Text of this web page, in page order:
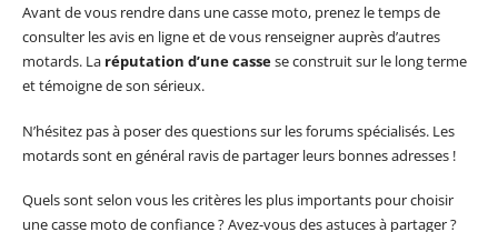
Avant de vous rendre dans une casse moto, prenez le temps de
consulter les avis en ligne et de vous renseigner auprès d’autres
motards. La réputation d’une cassese construit sur le long terme
et témoigne de son sérieux.
N’hésitez pas à poser des questions sur les forums spécialisés. Les
motards sont en général ravis de partager leurs bonnes adresses !
Quels sont selon vous les critères les plus importants pour choisir
une casse moto de confiance ? Avez-vous des astuces à partager ?